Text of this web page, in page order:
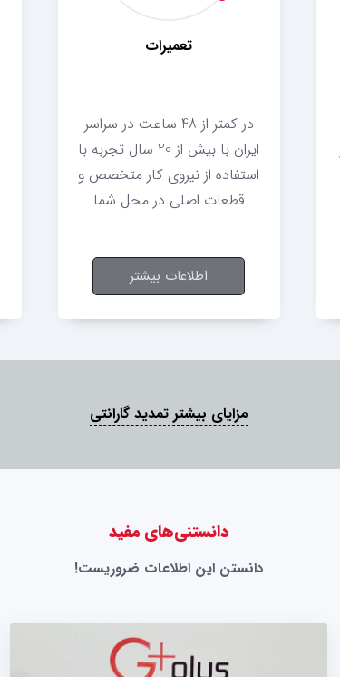
تعمیرات
در کمتر از 48 ساعت در سراسر
ایران با بیش از 20 سال تجربه با
استفاده از نیروی کار متخصص و
قطعات اصلی در محل شما
اطلاعات بیشتر
مزایای بیشتر تمدید گارانتی
دانستنی‌های مفید
دانستن این اطلاعات ضروریست!